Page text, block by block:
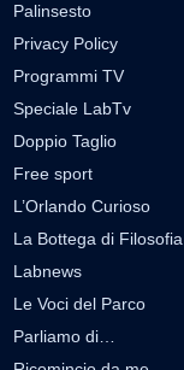
Palinsesto
Privacy Policy
Programmi TV
Speciale LabTv
Doppio Taglio
Free sport
L’Orlando Curioso
La Bottega di Filosofia
Labnews
Le Voci del Parco
Parliamo di…